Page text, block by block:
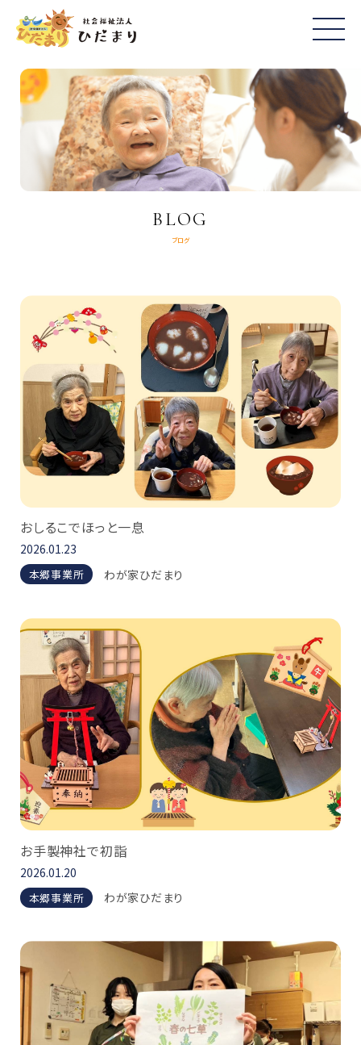
BLOG
ブログ
おしるこでほっと一息
2026.01.23
本郷事業所 わが家ひだまり
お手製神社で初詣
2026.01.20
本郷事業所 わが家ひだまり